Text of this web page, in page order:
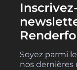
Soyez parmi
nos dernières